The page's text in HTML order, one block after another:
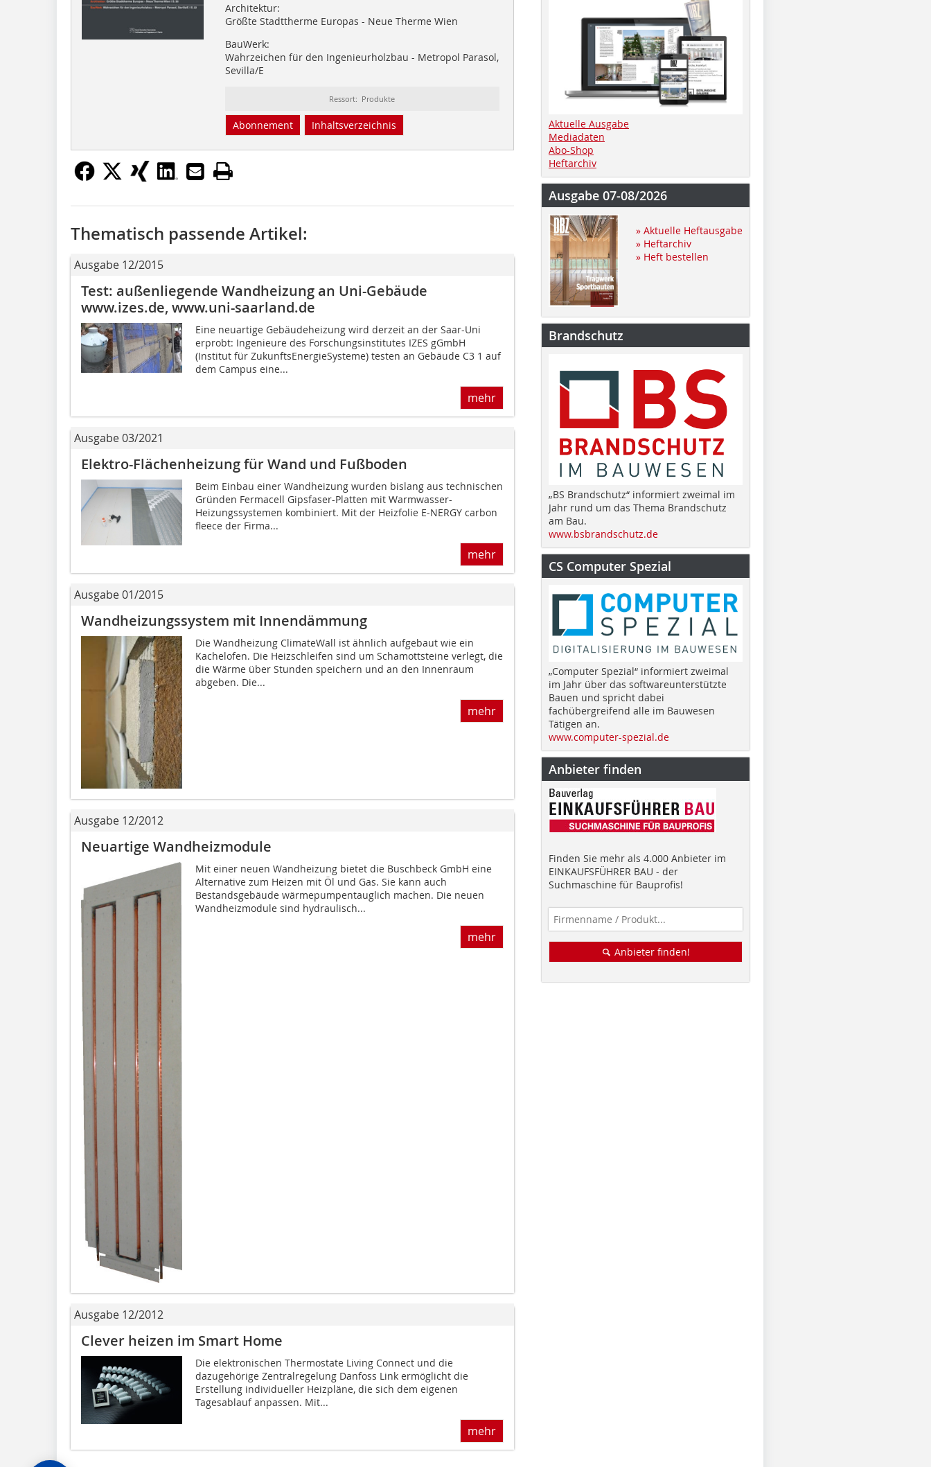
Architektur:
Größte Stadttherme Europas - Neue Therme Wien
BauWerk:
Wahrzeichen für den Ingenieurholzbau - Metropol Parasol,
Sevilla/E
Ressort: Produkte
Abonnement Inhaltsverzeichnis
Thematisch passende Artikel:
Ausgabe 12/2015
Test: außenliegende Wandheizung an Uni-Gebäude
www.izes.de, www.uni-saarland.de
Eine neuartige Gebäudeheizung wird derzeit an der Saar-Uni
erprobt: Ingenieure des Forschungsinstitutes IZES gGmbH
(Institut für Zukunfts­EnergieSysteme) testen an Gebäude C3 1 auf
dem Campus eine...
mehr
Ausgabe 03/2021
Elektro-Flächenheizung für Wand und Fußboden
Beim Einbau einer Wandheizung wurden bislang aus technischen
Gründen Fermacell Gipsfaser-Platten mit Warmwasser-
Heizungssystemen kombiniert. Mit der Heizfolie E-NERGY carbon
fleece der Firma...
mehr
Ausgabe 01/2015
Wandheizungssystem mit Innendämmung
Die Wandheizung ClimateWall ist ähnlich aufgebaut wie ein
Kachel­ofen. Die Heizschleifen sind um Schamottsteine verlegt, die
die Wärme über Stunden speichern und an den Innenraum
abgeben. Die...
mehr
Ausgabe 12/2012
Neuartige Wandheizmodule
Mit einer neuen Wandheizung bietet die Buschbeck GmbH eine
Alternative zum Heizen mit Öl und Gas. Sie kann auch
Bestandsgebäude wärmepumpentauglich machen. Die neuen
Wandheizmodule sind hydraulisch...
mehr
Ausgabe 12/2012
Clever heizen im Smart Home
Die elektronischen Thermostate Living Connect und die
dazugehörige Zentralregelung Danfoss Link ermöglicht die
Erstellung individueller Heizpläne, die sich dem eigenen
Tagesablauf anpassen. Mit...
mehr
Aktuelle Ausgabe
Mediadaten
Abo-Shop
Heftarchiv
Ausgabe 07-08/2026
» Aktuelle Heftausgabe
» Heftarchiv
» Heft bestellen
Brandschutz
„BS Brandschutz“ informiert zweimal im
Jahr rund um das Thema Brandschutz
am Bau.
www.bsbrandschutz.de
CS Computer Spezial
„Computer Spezial“ informiert zweimal
im Jahr über das softwareunterstützte
Bauen und spricht dabei
fachübergreifend alle im Bauwesen
Tätigen an.
www.computer-spezial.de
Anbieter finden
Finden Sie mehr als 4.000 Anbieter im
EINKAUFSFÜHRER BAU - der
Suchmaschine für Bauprofis!
Anbieter finden!